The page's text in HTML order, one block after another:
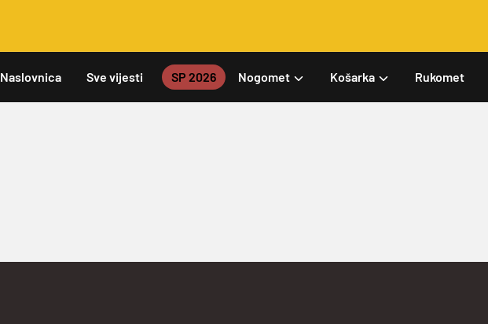
Naslovnica Sve vijesti SP 2026 Nogomet Košarka Rukomet